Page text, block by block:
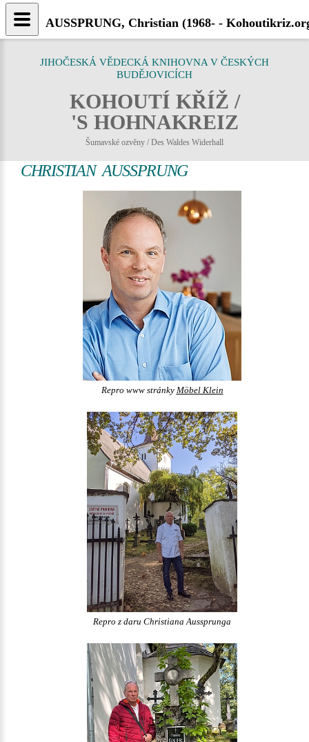
JIHOČESKÁ VĚDECKÁ KNIHOVNA V ČESKÝCH
BUDĚJOVICÍCH
KOHOUTÍ KŘÍŽ /
'S HOHNAKREIZ
Šumavské ozvěny / Des Waldes Widerhall
CHRISTIAN AUSSPRUNG
Repro www stránky Möbel Klein
Repro z daru Christiana Aussprunga
AUSSPRUNG, Christian (1968- -